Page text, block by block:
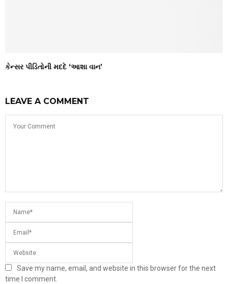
કેન્સર પીડિતોની મદદે ‘આશા વાન’
LEAVE A COMMENT
Save my name, email, and website in this browser for the next
time I comment.